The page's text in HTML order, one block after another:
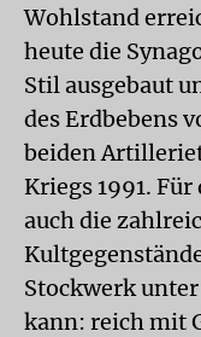
Wohlstand
heute die
Stil ausgebaut
des Erdbebens
beiden
Kriegs 1991.
auch die
Stockwerk
kann: reich mit